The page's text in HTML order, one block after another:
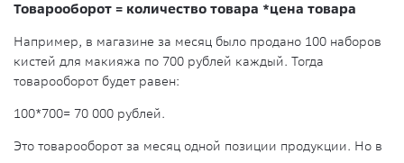
Товарооборот = количество товара *цена товара
Например, в магазине за месяц было продано 100 наборов
кистей для макияжа по 700 рублей каждый. Тогда
товарооборот будет равен:
100*700= 70 000 рублей.
Это товарооборот за месяц одной позиции продукции. Но в